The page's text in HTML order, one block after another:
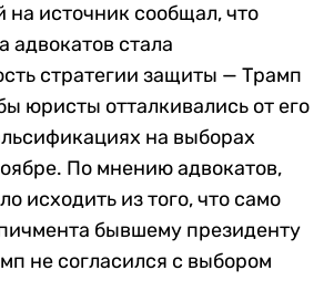
на источник сообщал, что
адвокатов стала
стратегии защиты — Трамп
юристы отталкивались от его
на выборах
По мнению адвокатов,
исходить из того, что само
бывшему президенту
не согласился с выбором